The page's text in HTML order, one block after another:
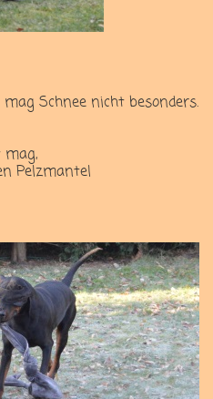
Schnee nicht besonders.
Pelzmantel